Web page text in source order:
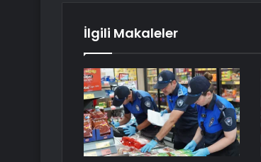
İlgili Makaleler